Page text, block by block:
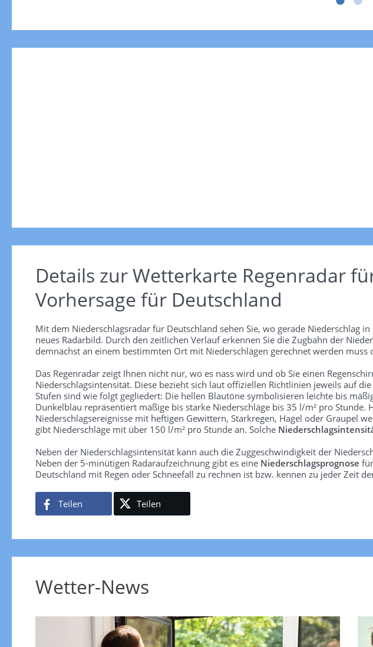
Details zur Wetterkarte Regenradar
Vorhersage für Deutschland
Mit dem Niederschlagsradar für Deutschland sehen Sie, wo gerade Niederschlag
neues Radarbild. Durch den zeitlichen Verlauf erkennen Sie die Zugbahn der
demnächst an einem bestimmten Ort mit Niederschlägen gerechnet werden muss
Das Regenradar zeigt Ihnen nicht nur, wo es nass wird und ob Sie einen
Niederschlagsintensität. Diese bezieht sich laut offiziellen Richtlinien jeweils auf
Stufen sind wie folgt gegliedert: Die hellen Blautöne symbolisieren leichte bis
Dunkelblau repräsentiert mäßige bis starke Niederschläge bis 35 l/m² pro
Niederschlagsereignisse mit heftigen Gewittern, Starkregen, Hagel oder Graupel
gibt Niederschläge mit über 150 l/m² pro Stunde an. Solche
Neben der Niederschlagsintensität kann auch die Zuggeschwindigkeit der
Neben der 5-minütigen Radaraufzeichnung gibt es eine Niederschlagsprognose
Deutschland mit Regen oder Schneefall zu rechnen ist bzw. kennen zu jeder Zeit
Teilen Teilen
Wetter-News